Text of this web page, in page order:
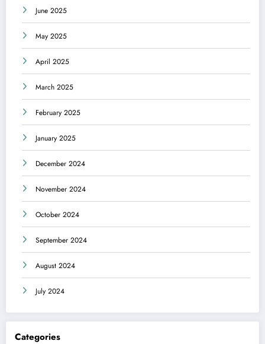
June 2025
May 2025
April 2025
March 2025
February 2025
January 2025
December 2024
November 2024
October 2024
September 2024
August 2024
July 2024
Categories